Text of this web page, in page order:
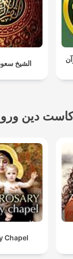
الشيخ
دين
Chapel